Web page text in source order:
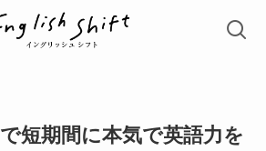
短期間に本気で英語力を